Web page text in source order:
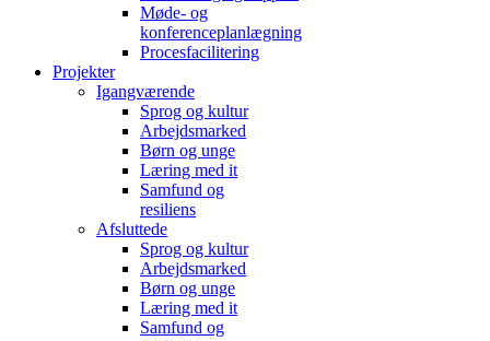
Møde- og
konferenceplanlægning
Procesfacilitering
Projekter
Igangværende
Sprog og kultur
Arbejdsmarked
Børn og unge
Læring med it
Samfund og
resiliens
Afsluttede
Sprog og kultur
Arbejdsmarked
Børn og unge
Læring med it
Samfund og